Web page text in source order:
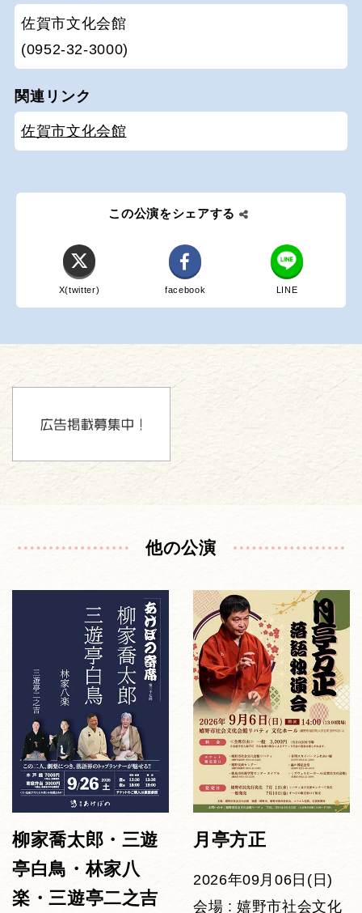
佐賀市文化会館
(0952-32-3000)
関連リンク
佐賀市文化会館
この公演をシェアする
X(twitter) facebook LINE
他の公演
柳家喬太郎・三遊
亭白鳥・林家八
楽・三遊亭二之吉
月亭方正
2026年09月06日(日)
会場 : 嬉野市社会文化